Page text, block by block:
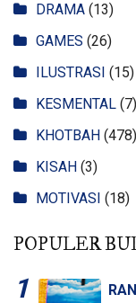
DRAMA (13)
GAMES (26)
ILUSTRASI (15)
KESMENTAL (7)
KHOTBAH (478)
KISAH (3)
MOTIVASI (18)
POPULER